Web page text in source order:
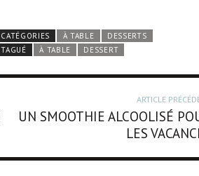
CATÉGORIES À TABLE
DESSERTS
TAGUÉ
À TABLE DESSERT
ARTICLE
UN SMOOTHIE ALCOOLISÉ
LES